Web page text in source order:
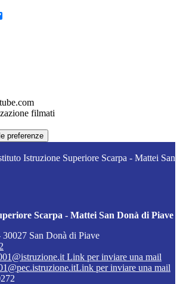
filmati
preferenze
Istruzione Superiore Scarpa - Mattei San
Scarpa - Mattei San Donà di Piave
San Donà di Piave
Link per inviare una mail
Link per inviare una mail